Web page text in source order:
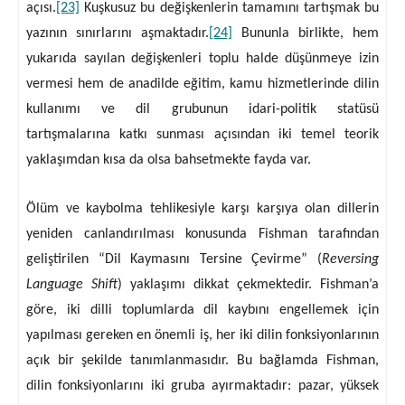
açısı. [23]
Kuşkusuz bu değişkenlerin tamamını tartışmak bu
yazının sınırlarını aşmaktadır. [24]
Bununla birlikte, hem
yukarıda sayılan değişkenleri toplu halde düşünmeye izin
vermesi hem de anadilde eğitim, kamu hizmetlerinde dilin
kullanımı ve dil grubunun idari-politik statüsü
tartışmalarına katkı sunması açısından iki temel teorik
yaklaşımdan kısa da olsa bahsetmekte fayda var.
Ölüm ve kaybolma tehlikesiyle karşı karşıya olan dillerin
yeniden canlandırılması konusunda Fishman tarafından
geliştirilen “Dil Kaymasını Tersine Çevirme” (Reversing
Language Shift) yaklaşımı dikkat çekmektedir. Fishman’a
göre, iki dilli toplumlarda dil kaybını engellemek için
yapılması gereken en önemli iş, her iki dilin fonksiyonlarının
açık bir şekilde tanımlanmasıdır. Bu bağlamda Fishman,
dilin fonksiyonlarını iki gruba ayırmaktadır: pazar, yüksek